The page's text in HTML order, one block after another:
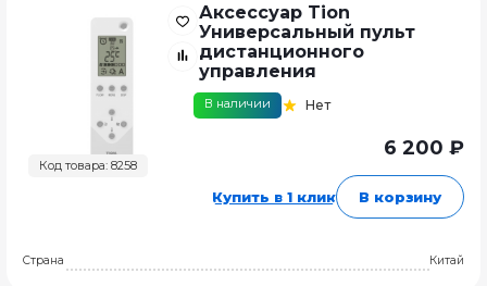
Код товара: 8258
Аксессуар Tion
Универсальный пульт
дистанционного
управления
В наличии Нет
6 200 ₽
Купить в 1 клик В корзину
Страна Китай